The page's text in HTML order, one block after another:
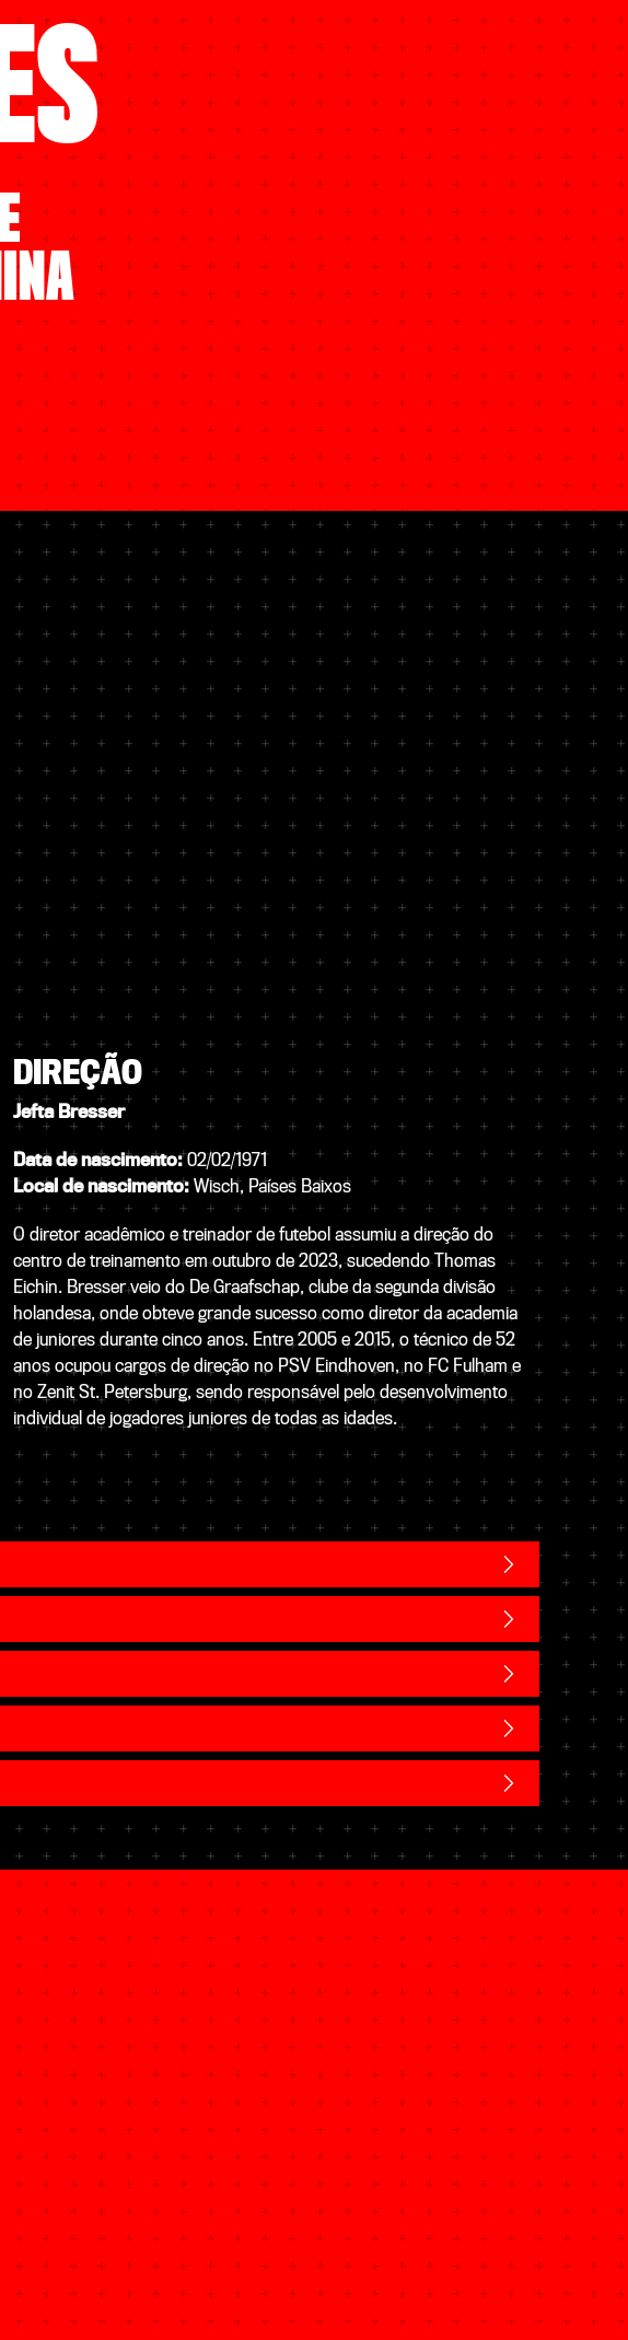
DIREÇÃO
Jefta Bresser
Data de nascimento: 02/02/1971
Local de nascimento: Wisch, Países Baixos
O diretor acadêmico e treinador de futebol assumiu a direção do
centro de treinamento em outubro de 2023, sucedendo Thomas
Eichin. Bresser veio do De Graafschap, clube da segunda divisão
holandesa, onde obteve grande sucesso como diretor da academia
de juniores durante cinco anos. Entre 2005 e 2015, o técnico de 52
anos ocupou cargos de direção no PSV Eindhoven, no FC Fulham e
no Zenit St. Petersburg, sendo responsável pelo desenvolvimento
individual de jogadores juniores de todas as idades.